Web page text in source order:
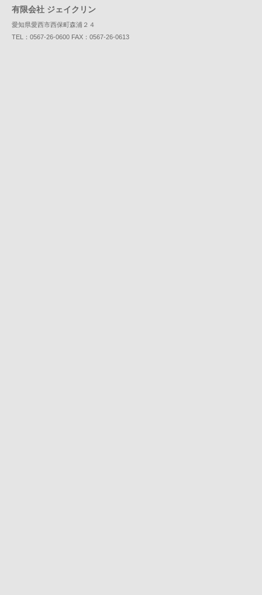
有限会社 ジェイクリン
愛知県愛西市西保町森浦２４
TEL：0567-26-0600 FAX：0567-26-0613